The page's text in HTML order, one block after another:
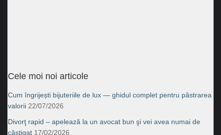
Cele moi noi articole
Cum îngrijești bijuteriile de lux — ghidul complet pentru păstrarea
valorii 22/07/2026
Divorţ rapid – apelează la un avocat bun şi vei avea numai de
câştigat 17/02/2026